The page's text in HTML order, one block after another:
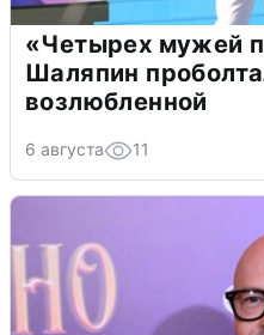
«Четырех мужей
Шаляпин
возлюбленной
6 августа 11